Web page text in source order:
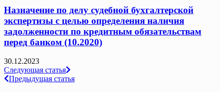
Назначение по делу судебной бухгалтерской
экспертизы с целью определения наличия
задолженности по кредитным обязательствам
перед банком (10.2020)
30.12.2023
Навигация
по
Следующая статья
Предыдущая статья